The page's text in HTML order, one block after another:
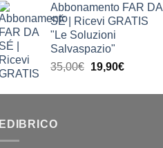
originale
era:
63,90€.
attuale
è:
Abbonamento FAR DA
SÉ | Ricevi GRATIS
"Le Soluzioni
Salvaspazio"
35,00€ Il
originale
19,90€Il
attuale
EDIBRICO